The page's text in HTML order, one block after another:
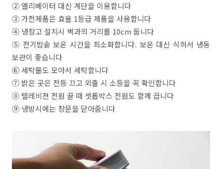
② 엘리베이터 대신 계단을 이용합니다
③ 가전제품은 효율 1등급 제품을 사용합니다
④ 냉장고 설치시 벽과의 거리를 10cm 둡니다
⑤ 전기밥솥 보온 시간을 최소화합니다. 보온 대신 식혀서 냉동
보관이 좋습니다
⑥ 세탁물도 모아서 세탁합니다
⑦ 밝은 곳은 전등 끄고 외출 시 소등을 꼭 확인합니다
⑧ 텔레비젼 전원 끌 때 셋톱박스 전원도 함께 끕니다
⑨ 냉방시에는 창문을 닫아줍니다